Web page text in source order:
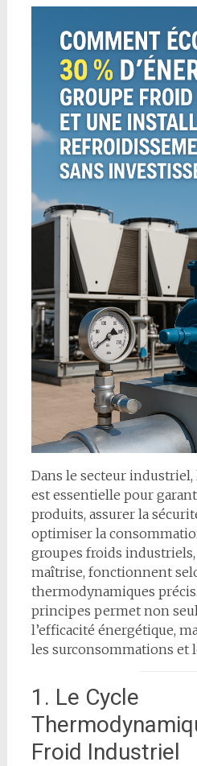
Dans le secteur
est essentielle pour
produits, assurer la
optimiser la
groupes froids
maîtrise, fonctionnent
thermodynamiques
principes permet non
l’efficacité énergétique,
les surconsommations et
1. Le Cycle
Froid Industriel